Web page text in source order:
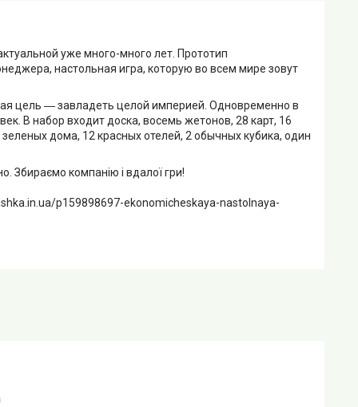
уже много-много лет. Прототип
настольная игра, которую во всем мире зовут
цель ― завладеть целой империей. Одновременно в
В набор входит доска, восемь жетонов, 28 карт, 16
дома, 12 красных отелей, 2 обычных кубика, один
Збираємо компанію і вдалої гри!
p159898697-ekonomicheskaya-nastolnaya-